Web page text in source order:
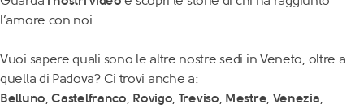
l’amore con noi.
Vuoi sapere quali sono le altre nostre sedi in Veneto, oltre a
quella di Padova? Ci trovi anche a:
Belluno,Castelfranco, Rovigo, Treviso, Mestre, Venezia,